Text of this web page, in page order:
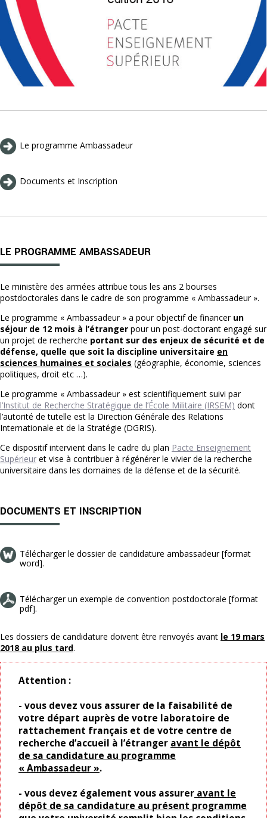
Le programme Ambassadeur
Documents et Inscription
LE PROGRAMME AMBASSADEUR
Le ministère des armées attribue tous les ans 2 bourses
postdoctorales dans le cadre de son programme « Ambassadeur ».
Le programme « Ambassadeur » a pour objectif de financer un
séjour de 12 mois à l’étranger pour un post-doctorant engagé sur
un projet de recherche portant sur des enjeux de sécurité et de
défense, quelle que soit la discipline universitaire en
sciences humaines et sociales (géographie, économie, sciences
politiques, droit etc …).
Le programme « Ambassadeur » est scientifiquement suivi par
l’Institut de Recherche Stratégique de l’École Militaire (IRSEM) dont
l’autorité de tutelle est la Direction Générale des Relations
Internationale et de la Stratégie (DGRIS).
Ce dispositif intervient dans le cadre du plan Pacte Enseignement
Supérieur et vise à contribuer à régénérer le vivier de la recherche
universitaire dans les domaines de la défense et de la sécurité.
DOCUMENTS ET INSCRIPTION
Télécharger le dossier de candidature ambassadeur [format
word].
Télécharger un exemple de convention postdoctorale [format
pdf].
Les dossiers de candidature doivent être renvoyés avant le 19 mars
2018 au plus tard.
Attention :
- vous devez vous assurer de la faisabilité de
votre départ auprès de votre laboratoire de
rattachement français et de votre centre de
recherche d’accueil à l’étranger avant le dépôt
de sa candidature au programme
« Ambassadeur ».
- vous devez également vous assurer avant le
dépôt de sa candidature au présent programme